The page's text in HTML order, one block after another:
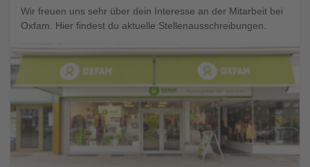
Wir freuen uns sehr über dein Interesse an der Mitarbeit bei
Oxfam. Hier findest du aktuelle Stellenausschreibungen.